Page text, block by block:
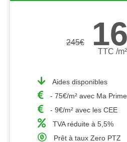
245€
TTC /m²
Aides disponibles
- 75€/m² avec Ma
- 9€/m² avec les CEE
TVA réduite à 5,5%
Prêt à taux Zero PTZ